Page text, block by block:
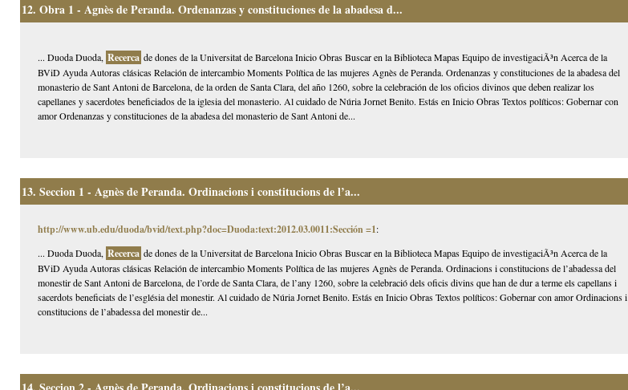
12. Obra 1 - Agnès de Peranda. Ordenanzas y constituciones de la abadesa d...
... Duoda Duoda, Recerca de dones de la Universitat de Barcelona Inicio Obras Buscar en la Biblioteca Mapas Equipo de investigaciÃ³n Acerca de la
BViD Ayuda Autoras clásicas Relación de intercambio Moments Política de las mujeres Agnès de Peranda. Ordenanzas y constituciones de la abadesa del
monasterio de Sant Antoni de Barcelona, de la orden de Santa Clara, del año 1260, sobre la celebración de los oficios divinos que deben realizar los
capellanes y sacerdotes beneficiados de la iglesia del monasterio. Al cuidado de Núria Jornet Benito. Estás en Inicio Obras Textos políticos: Gobernar con
amor Ordenanzas y constituciones de la abadesa del monasterio de Sant Antoni de...
13. Seccion 1 - Agnès de Peranda. Ordinacions i constitucions de l’a...
http://www.ub.edu/duoda/bvid/text.php?doc=Duoda:text:2012.03.0011:Sección =1:
... Duoda Duoda, Recerca de dones de la Universitat de Barcelona Inicio Obras Buscar en la Biblioteca Mapas Equipo de investigaciÃ³n Acerca de la
BViD Ayuda Autoras clásicas Relación de intercambio Moments Política de las mujeres Agnès de Peranda. Ordinacions i constitucions de l’abadessa del
monestir de Sant Antoni de Barcelona, de l’orde de Santa Clara, de l’any 1260, sobre la celebració dels oficis divins que han de dur a terme els capellans i
sacerdots beneficiats de l’església del monestir. Al cuidado de Núria Jornet Benito. Estás en Inicio Obras Textos políticos: Gobernar con amor Ordinacions i
constitucions de l’abadessa del monestir de...